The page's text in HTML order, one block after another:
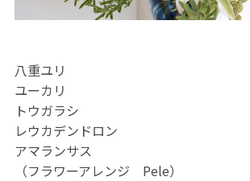
八重ユリ
ユーカリ
トウガラシ
レウカデンドロン
アマランサス
（フラワーアレンジ Pele）